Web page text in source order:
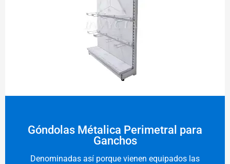
Góndolas Métalica Perimetral para
Ganchos
Denominadas así porque vienen equipados las